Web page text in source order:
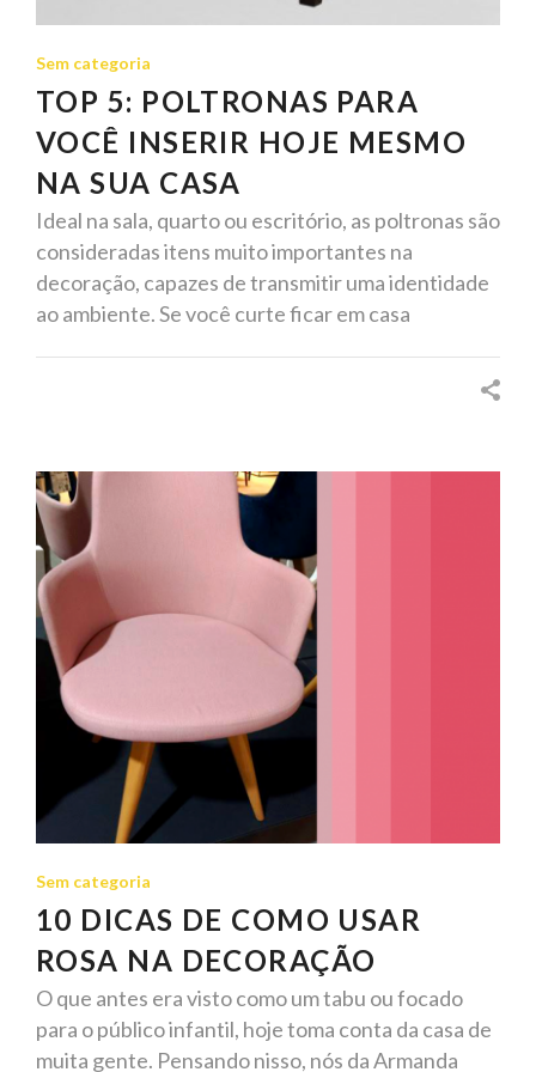
Sem categoria
TOP 5: POLTRONAS PARA
VOCÊ INSERIR HOJE MESMO
NA SUA CASA
Ideal na sala, quarto ou escritório, as poltronas são
consideradas itens muito importantes na
decoração, capazes de transmitir uma identidade
ao ambiente. Se você curte ficar em casa
Sem categoria
10 DICAS DE COMO USAR
ROSA NA DECORAÇÃO
O que antes era visto como um tabu ou focado
para o público infantil, hoje toma conta da casa de
muita gente. Pensando nisso, nós da Armanda